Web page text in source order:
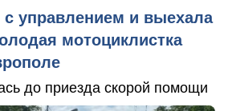
с управлением и выехала
мотоциклистка
до приезда скорой помощи